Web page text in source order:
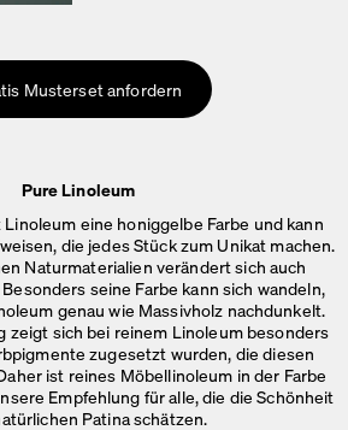
Musterset anfordern
Pure Linoleum
eine honiggelbe Farbe und kann
die jedes Stück zum Unikat machen.
Naturmaterialien verändert sich auch
seine Farbe kann sich wandeln,
genau wie Massivholz nachdunkelt.
zeigt sich bei reinem Linoleum besonders
zugesetzt wurden, die diesen
ist reines Möbellinoleum in der Farbe
Empfehlung für alle, die die Schönheit
Patina schätzen.